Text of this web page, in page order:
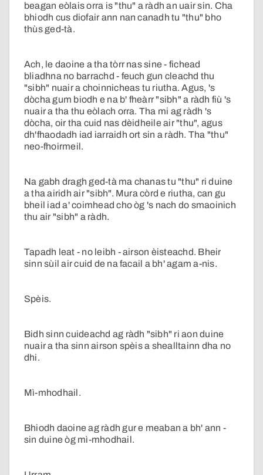
beagan eòlais orra is "thu" a ràdh an uair sin. Cha
bhiodh cus diofair ann nan canadh tu "thu" bho
thùs ged-tà.
Ach, le daoine a tha tòrr nas sine - fichead
bliadhna no barrachd - feuch gun cleachd thu
"sibh" nuair a choinnicheas tu riutha. Agus, 's
dòcha gum biodh e na b' fheàrr "sibh" a ràdh fiù 's
nuair a tha thu eòlach orra. Tha mi ag ràdh 's
dòcha, oir tha cuid nas dèidheile air "thu", agus
dh'fhaodadh iad iarraidh ort sin a ràdh. Tha "thu"
neo-fhoirmeil.
Na gabh dragh ged-tà ma chanas tu "thu" ri duine
a tha airidh air "sibh". Mura còrd e riutha, can gu
bheil iad a' coimhead cho òg 's nach do smaoinich
thu air "sibh" a ràdh.
Tapadh leat - no leibh - airson èisteachd. Bheir
sinn sùil air cuid de na facail a bh' agam a-nis.
Spèis.
Bidh sinn cuideachd ag ràdh "sibh" ri aon duine
nuair a tha sinn airson spèis a shealltainn dha no
dhi.
Mì-mhodhail.
Bhiodh daoine ag ràdh gur e meaban a bh' ann -
sin duine òg mì-mhodhail.